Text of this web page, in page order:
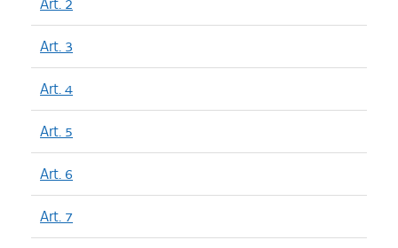
Art. 3
Art. 4
Art. 5
Art. 6
Art. 7